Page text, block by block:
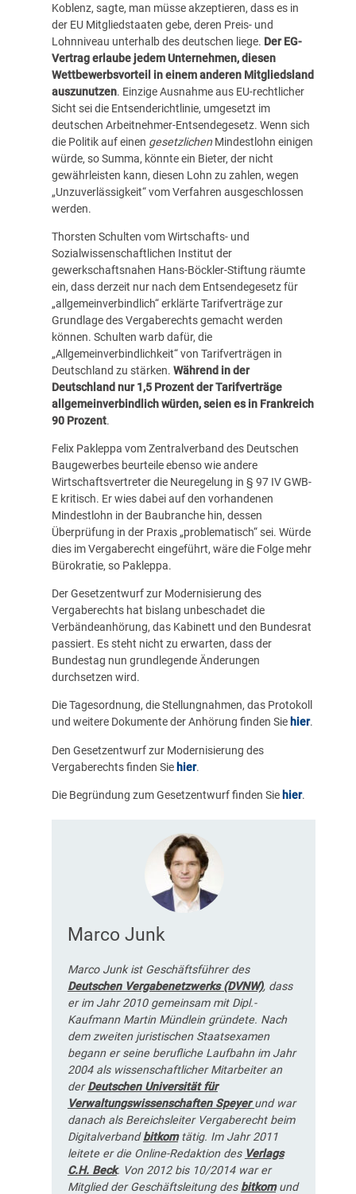
Koblenz, sagte, man müsse akzeptieren, dass es in
der EU Mitgliedstaaten gebe, deren Preis- und
Lohnniveau unterhalb des deutschen liege. Der EG-
Vertrag erlaube jedem Unternehmen, diesen
Wettbewerbsvorteil in einem anderen Mitgliedsland
auszunutzen. Einzige Ausnahme aus EU-rechtlicher
Sicht sei die Entsenderichtlinie, umgesetzt im
deutschen Arbeitnehmer-Entsendegesetz. Wenn sich
die Politik auf einen gesetzlichenMindestlohn einigen
würde, so Summa, könnte ein Bieter, der nicht
gewährleisten kann, diesen Lohn zu zahlen, wegen
„Unzuverlässigkeit“ vom Verfahren ausgeschlossen
werden.
Thorsten Schulten vom Wirtschafts- und
Sozialwissenschaftlichen Institut der
gewerkschaftsnahen Hans-Böckler-Stiftung räumte
ein, dass derzeit nur nach dem Entsendegesetz für
„allgemeinverbindlich“ erklärte Tarifverträge zur
Grundlage des Vergaberechts gemacht werden
können. Schulten warb dafür, die
„Allgemeinverbindlichkeit“ von Tarifverträgen in
Deutschland zu stärken. Während in der
Deutschland nur 1,5 Prozent der Tarifverträge
allgemeinverbindlich würden, seien es in Frankreich
90 Prozent.
Felix Pakleppa vom Zentralverband des Deutschen
Baugewerbes beurteile ebenso wie andere
Wirtschaftsvertreter die Neuregelung in § 97 IV GWB-
E kritisch. Er wies dabei auf den vorhandenen
Mindestlohn in der Baubranche hin, dessen
Überprüfung in der Praxis „problematisch“ sei. Würde
dies im Vergaberecht eingeführt, wäre die Folge mehr
Bürokratie, so Pakleppa.
Der Gesetzentwurf zur Modernisierung des
Vergaberechts hat bislang unbeschadet die
Verbändeanhörung, das Kabinett und den Bundesrat
passiert. Es steht nicht zu erwarten, dass der
Bundestag nun grundlegende Änderungen
durchsetzen wird.
Die Tagesordnung, die Stellungnahmen, das Protokoll
und weitere Dokumente der Anhörung finden Sie hier.
Den Gesetzentwurf zur Modernisierung des
Vergaberechts finden Sie hier.
Die Begründung zum Gesetzentwurf finden Sie hier.
Marco Junk
Marco Junk ist Geschäftsführer des
Deutschen Vergabenetzwerks (DVNW), dass
er im Jahr 2010 gemeinsam mit Dipl.-
Kaufmann Martin Mündlein gründete. Nach
dem zweiten juristischen Staatsexamen
begann er seine berufliche Laufbahn im Jahr
2004 als wissenschaftlicher Mitarbeiter an
derDeutschen Universität für
Verwaltungswissenschaften Speyerund war
danach als Bereichsleiter Vergaberecht beim
Digitalverbandbitkomtätig. Im Jahr 2011
leitete er die Online-Redaktion des Verlags
C.H. Beck. Von 2012 bis 10/2014 war er
Mitglied der Geschäftsleitung des bitkomund